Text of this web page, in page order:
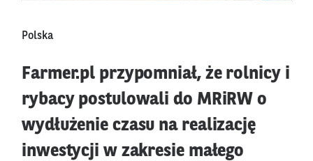
Polska
Farmer.pl przypomniał, że rolnicy i
rybacy postulowali do MRiRW o
wydłużenie czasu na realizację
inwestycji w zakresie małego